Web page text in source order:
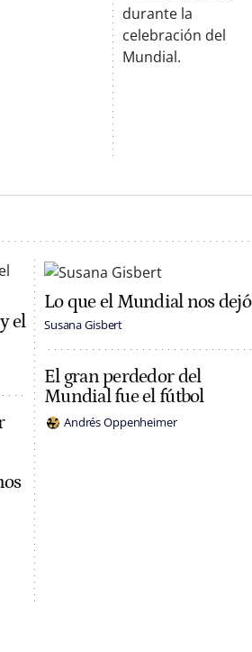
el
Lo que el Mundial nos dejó
Susana Gisbert
El gran perdedor del
Mundial fue el fútbol
Andrés Oppenheimer